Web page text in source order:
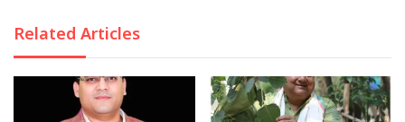
Related Articles